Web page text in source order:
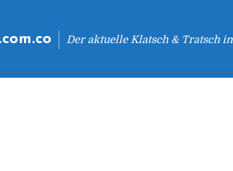
Der aktuelle Klatsch & Tratsch